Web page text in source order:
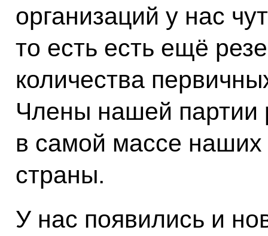
организаций у нас
то есть есть ещё
количества
Члены нашей партии
в самой массе
страны.
У нас появились и